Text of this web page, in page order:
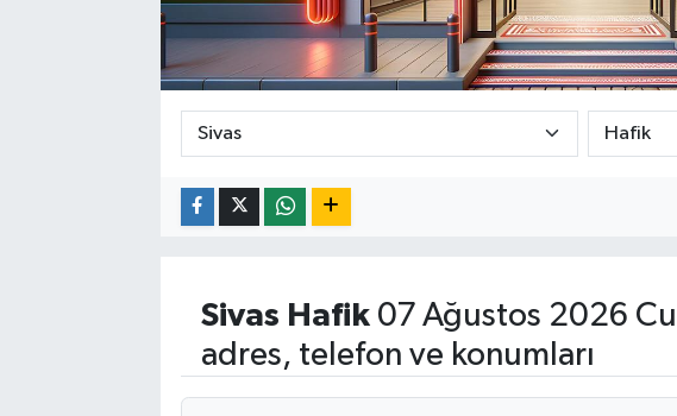
Sivas Hafik07 Ağustos 2026
adres, telefon ve konumları